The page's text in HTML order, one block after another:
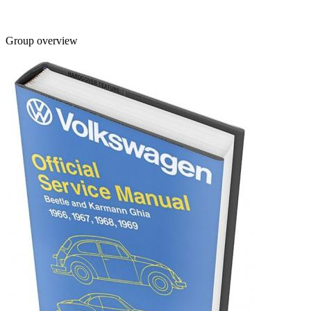
Group overview